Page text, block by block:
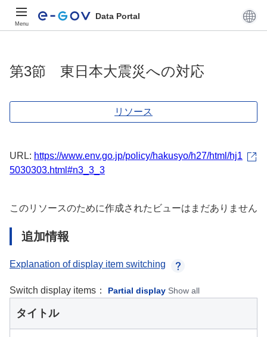
Menu
Data Portal
第3節 東日本大震災への対応
リソース
URL: https://www.env.go.jp/policy/hakusyo/h27/html/hj1
5030303.html#n3_3_3
このリソースのために作成されたビューはまだありません
追加情報
Explanation of display item switching
Switch display items： Partial display Show all
タイトル